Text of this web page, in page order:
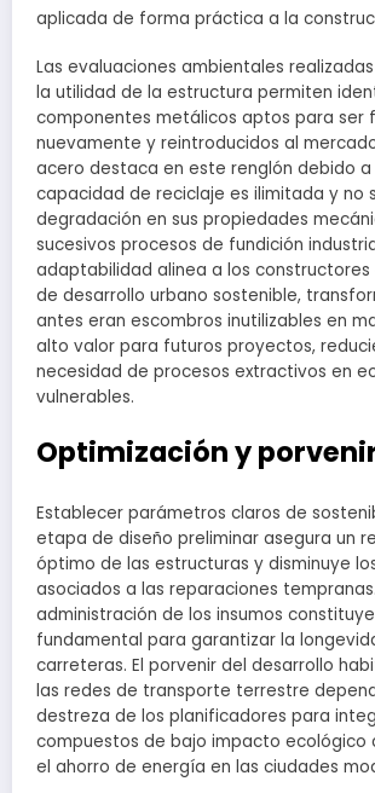
aplicada de forma práctica a la
Las evaluaciones ambientales
la utilidad de la estructura permiten
componentes metálicos aptos para ser
nuevamente y reintroducidos al
acero destaca en este renglón debido a
capacidad de reciclaje es ilimitada y no
degradación en sus propiedades
sucesivos procesos de fundición
adaptabilidad alinea a los constructores
de desarrollo urbano sostenible,
antes eran escombros inutilizables en
alto valor para futuros proyectos,
necesidad de procesos extractivos en
vulnerables.
Optimización y
Establecer parámetros claros de
etapa de diseño preliminar asegura un
óptimo de las estructuras y disminuye
asociados a las reparaciones
administración de los insumos
fundamental para garantizar la
carreteras. El porvenir del desarrollo
las redes de transporte terrestre
destreza de los planificadores para
compuestos de bajo impacto ecológico
el ahorro de energía en las ciudades